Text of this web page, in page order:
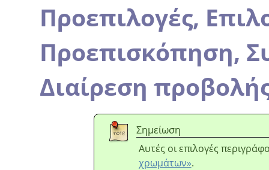
Προεπιλογές,
Προεπισκόπηση,
Διαίρεση
Σημείωση
Αυτές οι επιλογές
χρωμάτων».